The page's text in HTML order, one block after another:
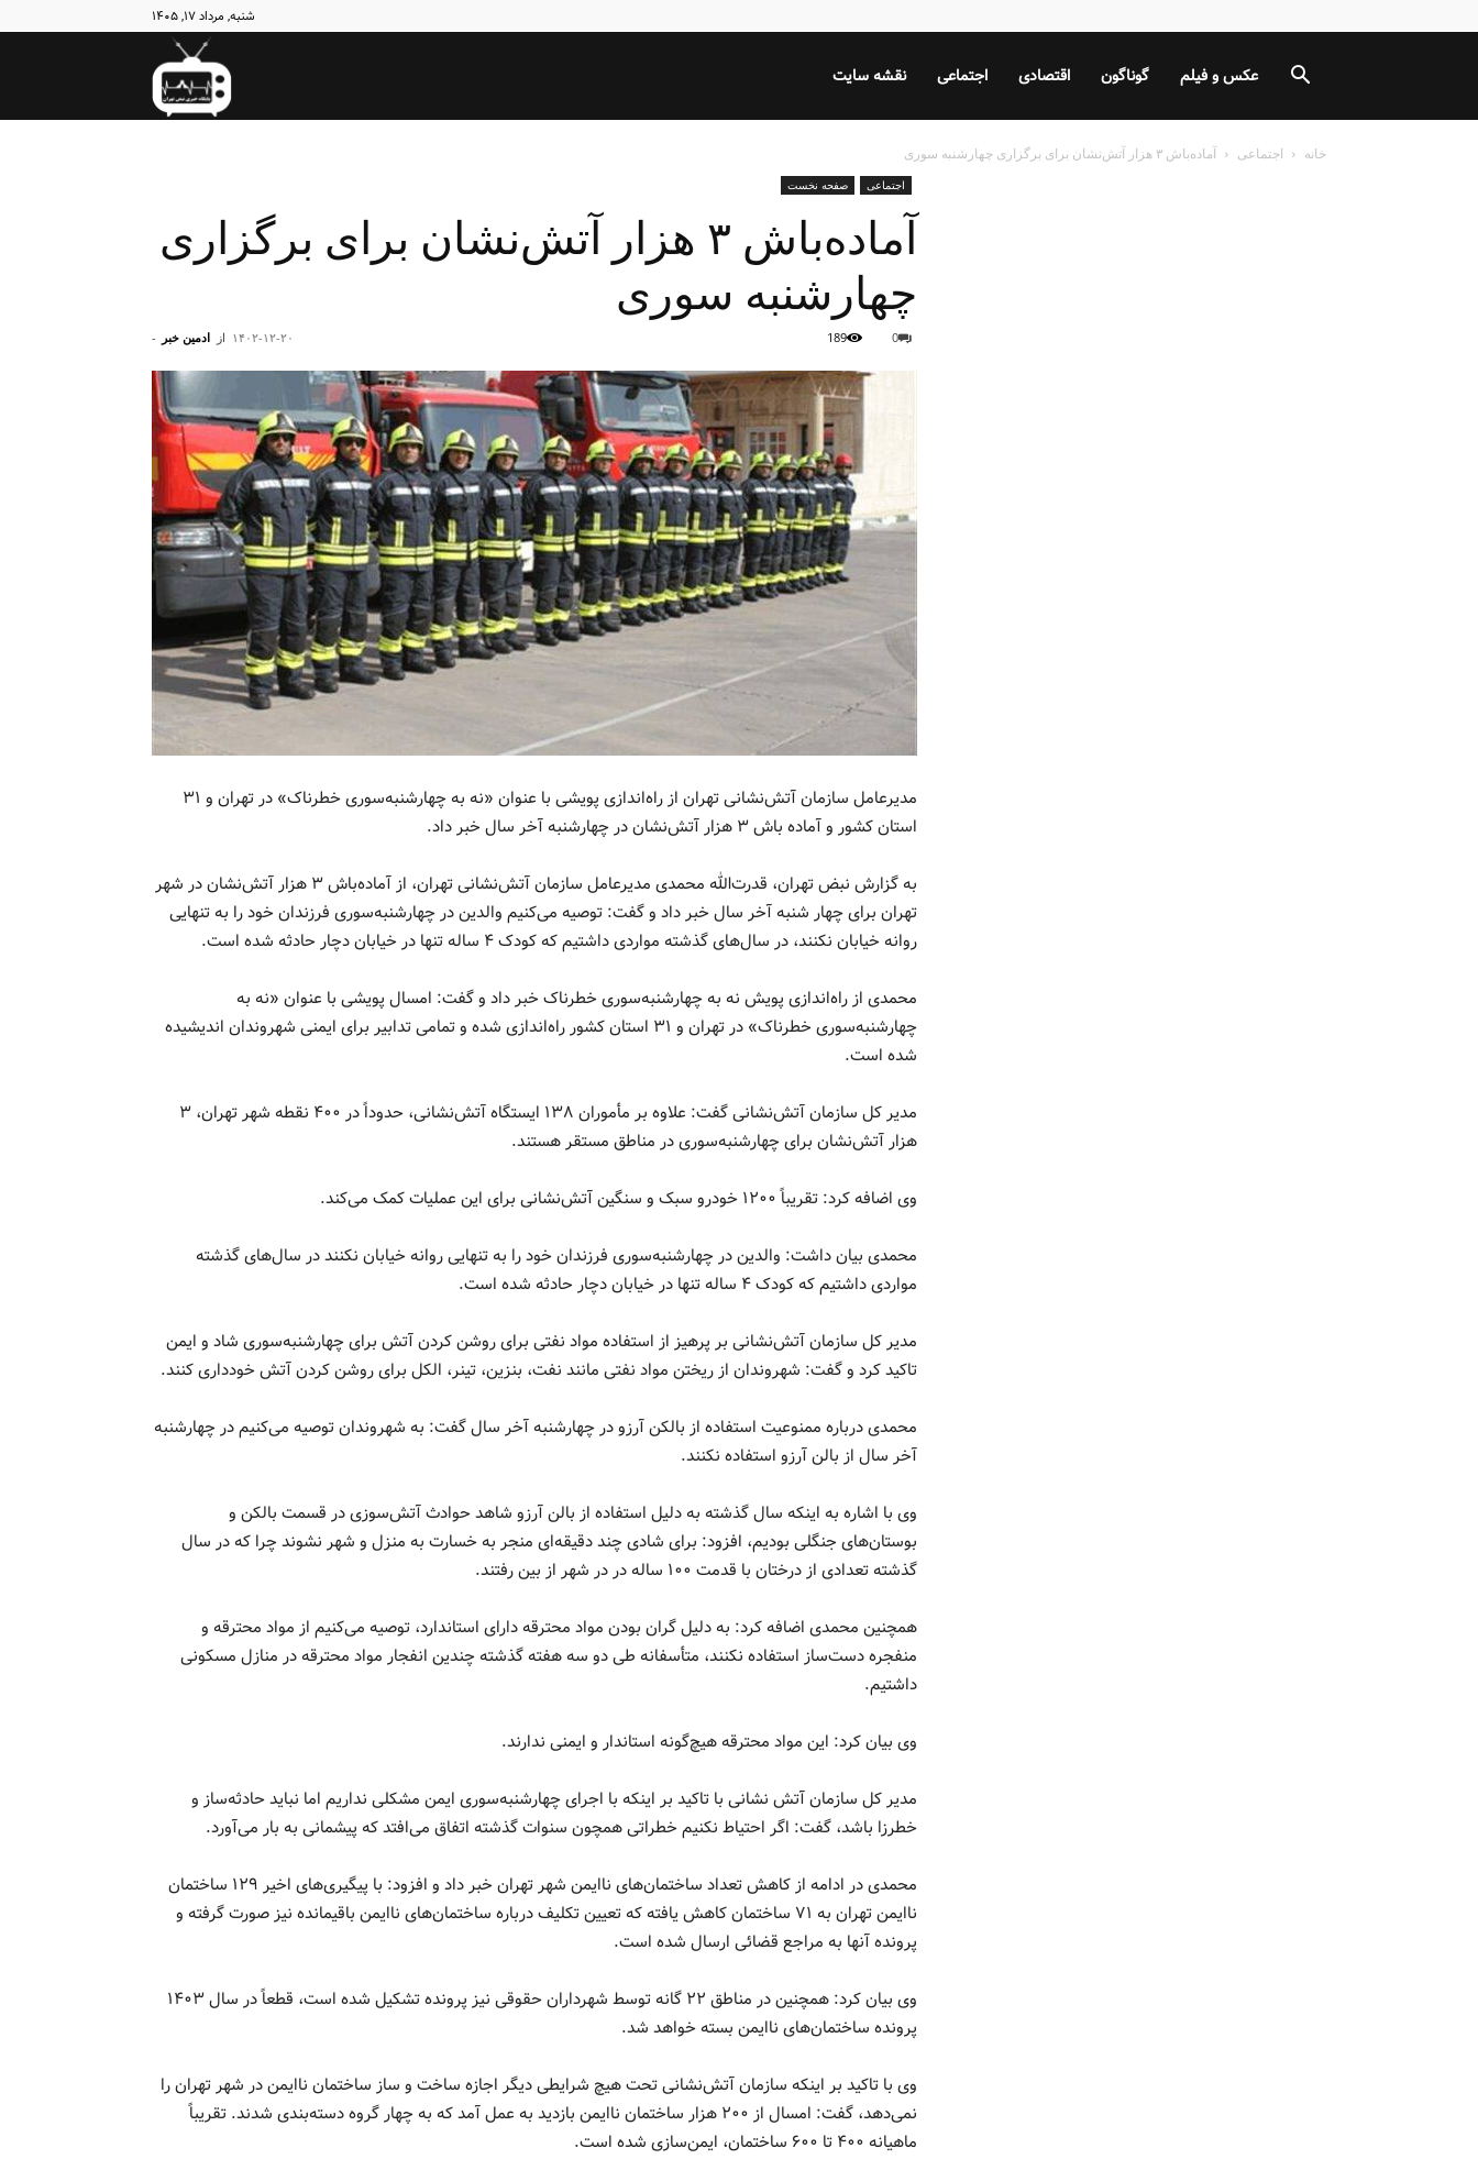
شنبه, مرداد ۱۷, ۱۴۰۵
نبض نقشه سایت اجتماعی اقتصادی گوناگون عکس و فیلم
خانه اجتماعی آماده‌باش ۳ هزار آتش‌نشان برای برگزاری چهارشنبه سوری
اجتماعی صفحه نخست
آماده‌باش ۳ هزار آتش‌نشان برای برگزاری
چهارشنبه سوری
از ادمین خبر - ۱۴۰۲-۱۲-۲۰ 0
189
مدیرعامل سازمان آتش‌نشانی تهران از راه‌اندازی پویشی با عنوان «نه به چهارشنبه‌سوری خطرناک» در تهران و ۳۱
استان کشور و آماده باش ۳ هزار آتش‌نشان در چهارشنبه آخر سال خبر داد.
به گزارش نبض تهران، قدرت‌الله محمدی مدیرعامل سازمان آتش‌نشانی تهران، از آماده‌باش ۳ هزار آتش‌نشان در شهر
تهران برای چهار شنبه آخر سال خبر داد و گفت: توصیه می‌کنیم والدین در چهارشنبه‌سوری فرزندان خود را به تنهایی
روانه خیابان نکنند، در سال‌های گذشته مواردی داشتیم که کودک ۴ ساله تنها در خیابان دچار حادثه شده است.
محمدی از راه‌اندازی پویش نه به چهارشنبه‌سوری خطرناک خبر داد و گفت: امسال پویشی با عنوان «نه به
چهارشنبه‌سوری خطرناک» در تهران و ۳۱ استان کشور راه‌اندازی شده و تمامی تدابیر برای ایمنی شهروندان اندیشیده
شده است.
مدیر کل سازمان آتش‌نشانی گفت: علاوه بر مأموران ۱۳۸ ایستگاه آتش‌نشانی، حدوداً در ۴۰۰ نقطه شهر تهران، ۳
هزار آتش‌نشان برای چهارشنبه‌سوری در مناطق مستقر هستند.
وی اضافه کرد: تقریباً ۱۲۰۰ خودرو سبک و سنگین آتش‌نشانی برای این عملیات کمک می‌کند.
محمدی بیان داشت: والدین در چهارشنبه‌سوری فرزندان خود را به تنهایی روانه خیابان نکنند در سال‌های گذشته
مواردی داشتیم که کودک ۴ ساله تنها در خیابان دچار حادثه شده است.
مدیر کل سازمان آتش‌نشانی بر پرهیز از استفاده مواد نفتی برای روشن کردن آتش برای چهارشنبه‌سوری شاد و ایمن
تاکید کرد و گفت: شهروندان از ریختن مواد نفتی مانند نفت، بنزین، تینر، الکل برای روشن کردن آتش خودداری کنند.
محمدی درباره ممنوعیت استفاده از بالکن آرزو در چهارشنبه آخر سال گفت: به شهروندان توصیه می‌کنیم در چهارشنبه
آخر سال از بالن آرزو استفاده نکنند.
وی با اشاره به اینکه سال گذشته به دلیل استفاده از بالن آرزو شاهد حوادث آتش‌سوزی در قسمت بالکن و
بوستان‌های جنگلی بودیم، افزود: برای شادی چند دقیقه‌ای منجر به خسارت به منزل و شهر نشوند چرا که در سال
گذشته تعدادی از درختان با قدمت ۱۰۰ ساله در در شهر از بین رفتند.
همچنین محمدی اضافه کرد: به دلیل گران بودن مواد محترقه دارای استاندارد، توصیه می‌کنیم از مواد محترقه و
منفجره دست‌ساز استفاده نکنند، متأسفانه طی دو سه هفته گذشته چندین انفجار مواد محترقه در منازل مسکونی
داشتیم.
وی بیان کرد: این مواد محترقه هیچ‌گونه استاندار و ایمنی ندارند.
مدیر کل سازمان آتش نشانی با تاکید بر اینکه با اجرای چهارشنبه‌سوری ایمن مشکلی نداریم اما نباید حادثه‌ساز و
خطرزا باشد، گفت: اگر احتیاط نکنیم خطراتی همچون سنوات گذشته اتفاق می‌افتد که پیشمانی به بار می‌آورد.
محمدی در ادامه از کاهش تعداد ساختمان‌های ناایمن شهر تهران خبر داد و افزود: با پیگیری‌های اخیر ۱۲۹ ساختمان
ناایمن تهران به ۷۱ ساختمان کاهش یافته که تعیین تکلیف درباره ساختمان‌های ناایمن باقیمانده نیز صورت گرفته و
پرونده آنها به مراجع قضائی ارسال شده است.
وی بیان کرد: همچنین در مناطق ۲۲ گانه توسط شهرداران حقوقی نیز پرونده تشکیل شده است، قطعاً در سال ۱۴۰۳
پرونده ساختمان‌های ناایمن بسته خواهد شد.
وی با تاکید بر اینکه سازمان آتش‌نشانی تحت هیچ شرایطی دیگر اجازه ساخت و ساز ساختمان ناایمن در شهر تهران را
نمی‌دهد، گفت: امسال از ۲۰۰ هزار ساختمان ناایمن بازدید به عمل آمد که به چهار گروه دسته‌بندی شدند. تقریباً
ماهیانه ۴۰۰ تا ۶۰۰ ساختمان، ایمن‌سازی شده است.